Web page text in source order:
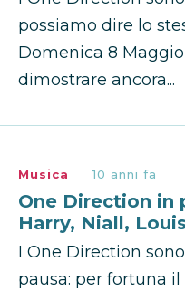
possiamo dire lo
Domenica 8
dimostrare ancora...
Musica 10 anni fa
One Direction in
Harry, Niall,
I One Direction
pausa: per fortuna